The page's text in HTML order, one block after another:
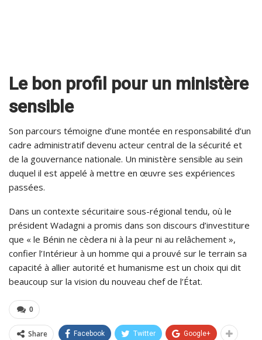
Le bon profil pour un ministère
sensible
Son parcours témoigne d’une montée en responsabilité d’un
cadre administratif devenu acteur central de la sécurité et
de la gouvernance nationale. Un ministère sensible au sein
duquel il est appelé à mettre en œuvre ses expériences
passées.
Dans un contexte sécuritaire sous-régional tendu, où le
président Wadagni a promis dans son discours d’investiture
que « le Bénin ne cèdera ni à la peur ni au relâchement »,
confier l’Intérieur à un homme qui a prouvé sur le terrain sa
capacité à allier autorité et humanisme est un choix qui dit
beaucoup sur la vision du nouveau chef de l’État.
0
Share Facebook Twitter Google+